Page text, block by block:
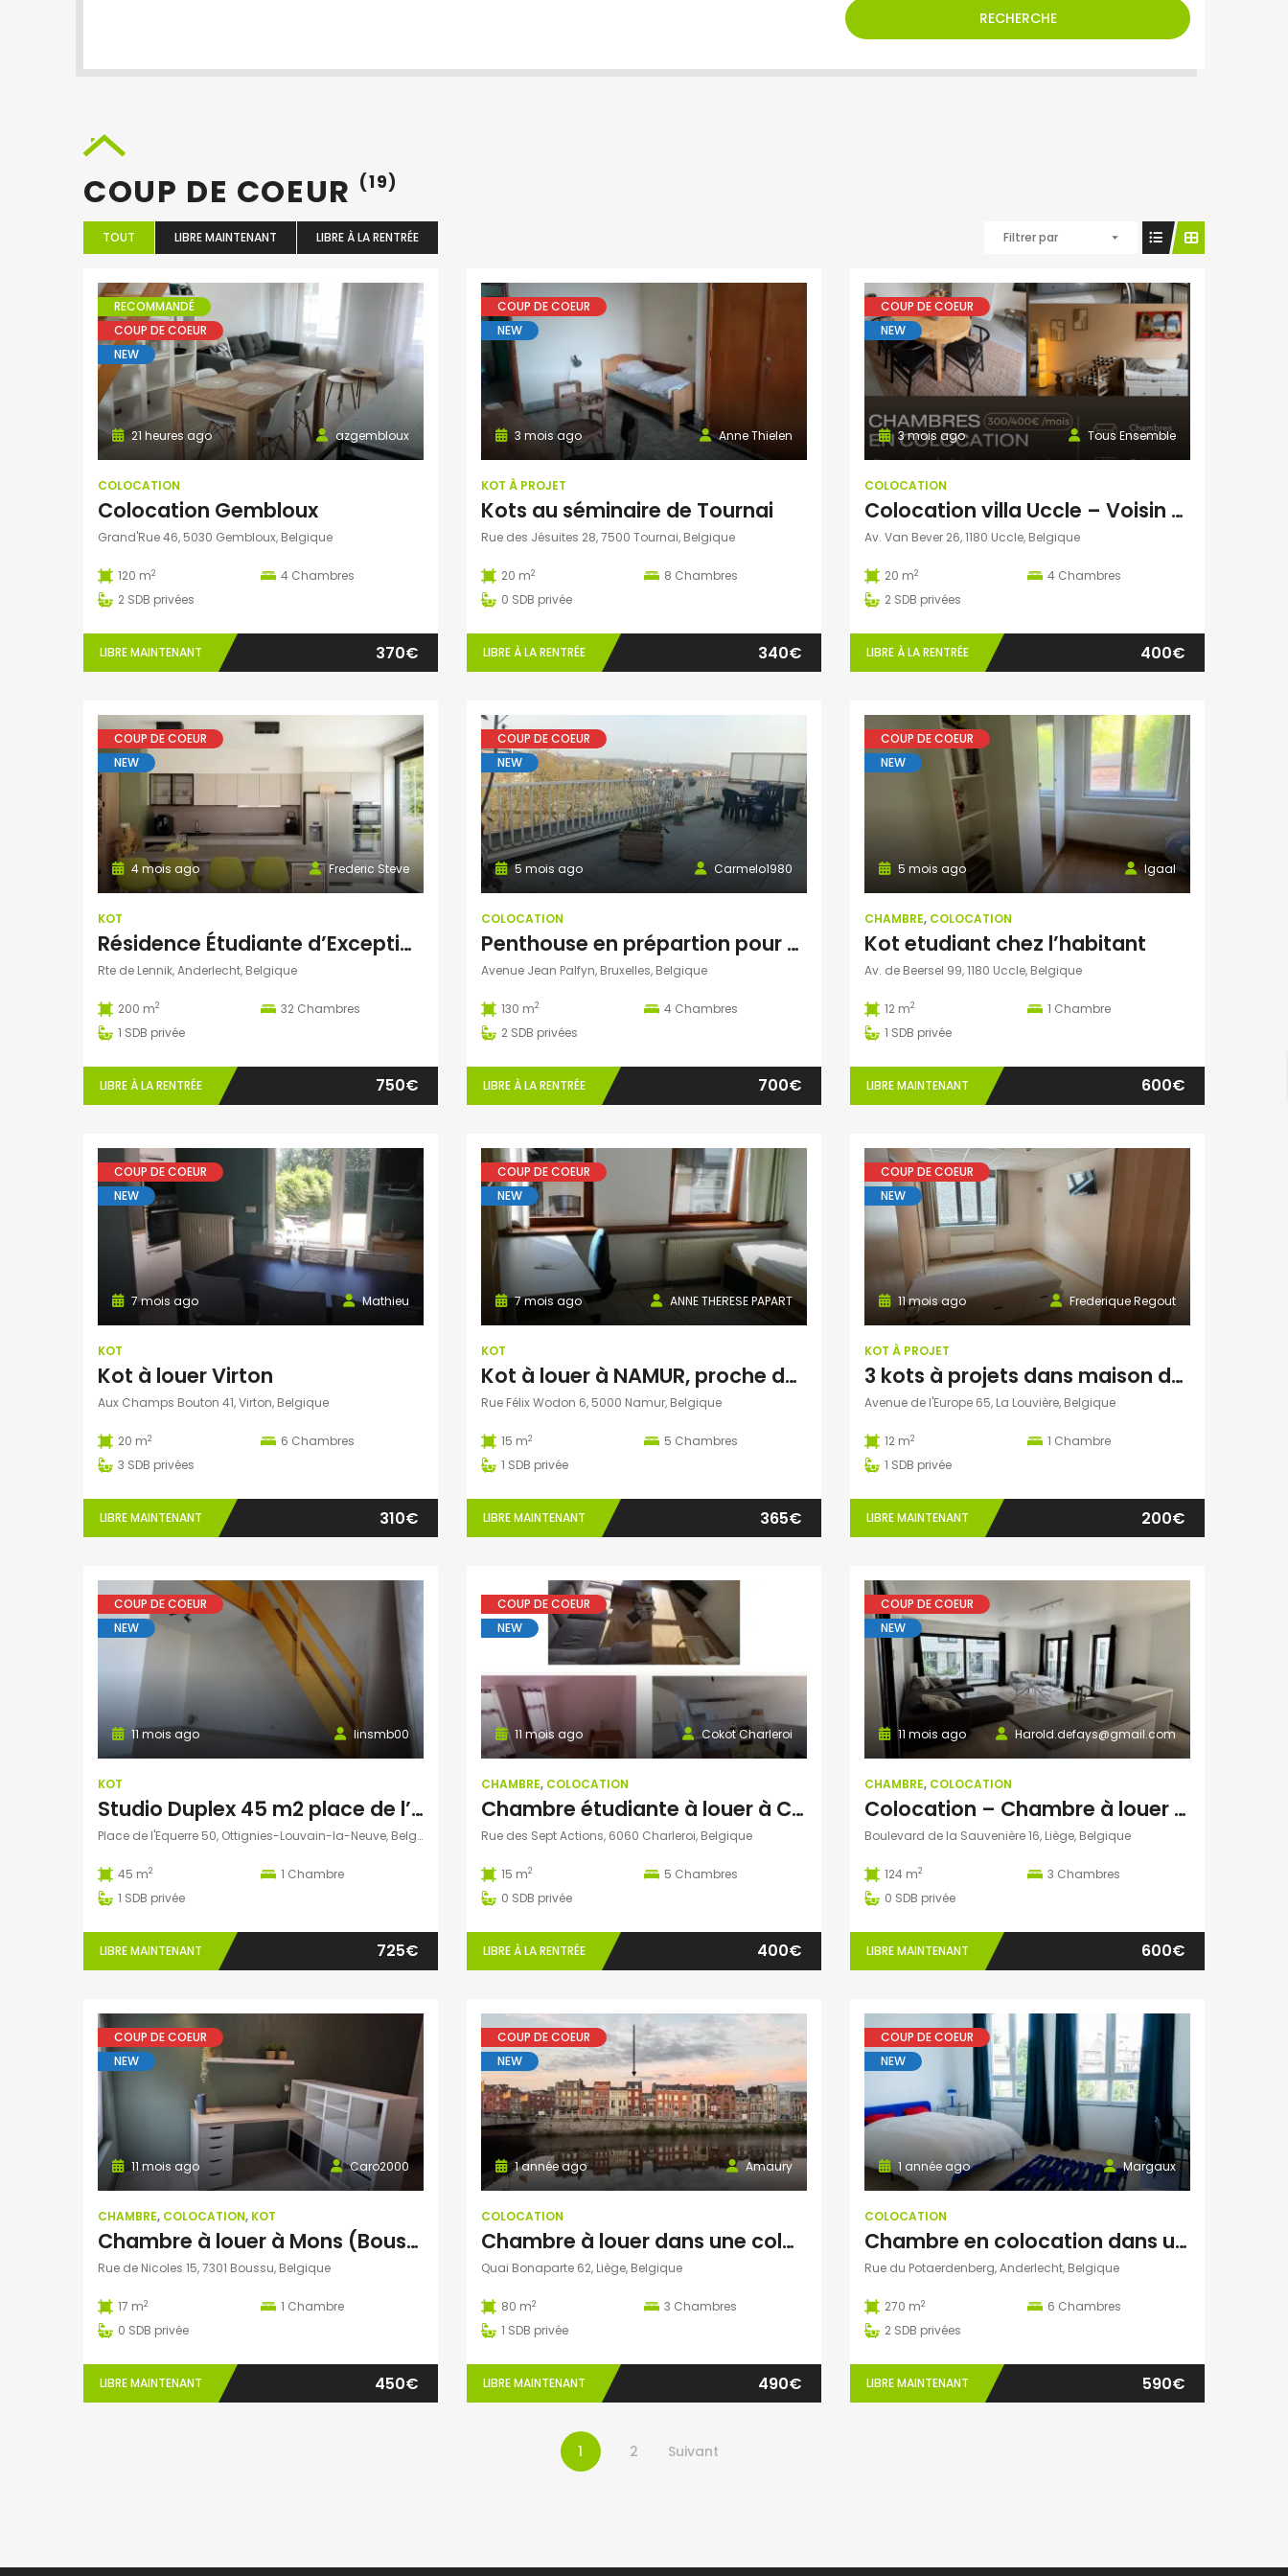
RECHERCHE
COUP DE COEUR (19)
TOUT LIBRE MAINTENANT LIBRE À LA RENTRÉE Filtrer par
RECOMMANDÉ
COUP DE COEUR
NEW
azgembloux
21 heures ago
COLOCATION
Colocation Gembloux
Grand'Rue 46, 5030 Gembloux, Belgique
120 m2 4 Chambres
2 SDB privées
LIBRE MAINTENANT 370€
COUP DE COEUR
NEW
Anne Thielen
3 mois ago
KOT À PROJET
Kots au séminaire de Tournai
Rue des Jésuites 28, 7500 Tournai, Belgique
20 m2 8 Chambres
0 SDB privée
LIBRE À LA RENTRÉE 340€
COUP DE COEUR
NEW
Tous Ensemble
3 mois ago
COLOCATION
Colocation villa Uccle – Voisin d’un centre pour adultes porteurs d’un handicap
Av. Van Bever 26, 1180 Uccle, Belgique
20 m2 4 Chambres
2 SDB privées
LIBRE À LA RENTRÉE 400€
COUP DE COEUR
NEW
Frederic Steve
4 mois ago
KOT
Résidence Étudiante d’Exception
Rte de Lennik, Anderlecht, Belgique
200 m2 32 Chambres
1 SDB privée
LIBRE À LA RENTRÉE 750€
COUP DE COEUR
NEW
Carmelo1980
5 mois ago
COLOCATION
Penthouse en prépartion pour COLOC
Avenue Jean Palfyn, Bruxelles, Belgique
130 m2 4 Chambres
2 SDB privées
LIBRE À LA RENTRÉE 700€
COUP DE COEUR
NEW
Igaal
5 mois ago
CHAMBRE, COLOCATION
Kot etudiant chez l’habitant
Av. de Beersel 99, 1180 Uccle, Belgique
12 m2 1 Chambre
1 SDB privée
LIBRE MAINTENANT 600€
COUP DE COEUR
NEW
Mathieu
7 mois ago
KOT
Kot à louer Virton
Aux Champs Bouton 41, Virton, Belgique
20 m2 6 Chambres
3 SDB privées
LIBRE MAINTENANT 310€
COUP DE COEUR
NEW
ANNE THERESE PAPART
7 mois ago
KOT
Kot à louer à NAMUR, proche de la gare, du centre ville et des Université et Hautes Ecoles
Rue Félix Wodon 6, 5000 Namur, Belgique
15 m2 5 Chambres
1 SDB privée
LIBRE MAINTENANT 365€
COUP DE COEUR
NEW
Frederique Regout
11 mois ago
KOT À PROJET
3 kots à projets dans maison de repos
Avenue de l'Europe 65, La Louvière, Belgique
12 m2 1 Chambre
1 SDB privée
LIBRE MAINTENANT 200€
COUP DE COEUR
NEW
linsmb00
11 mois ago
KOT
Studio Duplex 45 m2 place de l’Equerre
Place de l'Equerre 50, Ottignies-Louvain-la-Neuve, Belgique
45 m2 1 Chambre
1 SDB privée
LIBRE MAINTENANT 725€
COUP DE COEUR
NEW
Cokot Charleroi
11 mois ago
CHAMBRE, COLOCATION
Chambre étudiante à louer à Charleroi
Rue des Sept Actions, 6060 Charleroi, Belgique
15 m2 5 Chambres
0 SDB privée
LIBRE À LA RENTRÉE 400€
COUP DE COEUR
NEW
Harold.defays@gmail.com
11 mois ago
CHAMBRE, COLOCATION
Colocation – Chambre à louer dans un appartement neuf au centre de Liège
Boulevard de la Sauvenière 16, Liège, Belgique
124 m2 3 Chambres
0 SDB privée
LIBRE MAINTENANT 600€
COUP DE COEUR
NEW
Caro2000
11 mois ago
CHAMBRE, COLOCATION, KOT
Chambre à louer à Mons (Boussu)
Rue de Nicoles 15, 7301 Boussu, Belgique
17 m2 1 Chambre
0 SDB privée
LIBRE MAINTENANT 450€
COUP DE COEUR
NEW
Amaury
1 année ago
COLOCATION
Chambre à louer dans une colocatation de 3 personnes
Quai Bonaparte 62, Liège, Belgique
80 m2 3 Chambres
1 SDB privée
LIBRE MAINTENANT 490€
COUP DE COEUR
NEW
Margaux
1 année ago
COLOCATION
Chambre en colocation dans une maison entière rénovée à Anderlecht
Rue du Potaerdenberg, Anderlecht, Belgique
270 m2 6 Chambres
2 SDB privées
LIBRE MAINTENANT 590€
1 2 Suivant